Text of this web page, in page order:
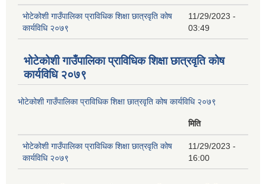
भोटेकोशी गाउँपालिका प्राविधिक शिक्षा छात्रवृति कोष
कार्यविधि २०७९
11/29/2023 -
03:49
भोटेकोशी गाउँपालिका प्राविधिक शिक्षा छात्रवृति कोष
कार्यविधि २०७९
भोटेकोशी गाउँपालिका प्राविधिक शिक्षा छात्रवृति कोष कार्यविधि २०७९
मिति
भोटेकोशी गाउँपालिका प्राविधिक शिक्षा छात्रवृति कोष
कार्यविधि २०७९
11/29/2023 -
16:00